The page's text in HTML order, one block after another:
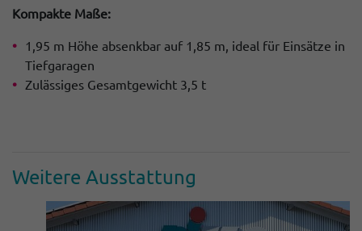
Kompakte Maße:
1,95 m Höhe absenkbar auf 1,85 m, ideal für Einsätze in
Tiefgaragen
Zulässiges Gesamtgewicht 3,5 t
Weitere Ausstat­tung